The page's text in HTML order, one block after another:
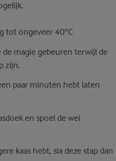
tot ongeveer 40°C
magie gebeuren terwijl de
zijn.
paar minuten hebt laten
en spoel de wei
kaas hebt, sla deze stap dan